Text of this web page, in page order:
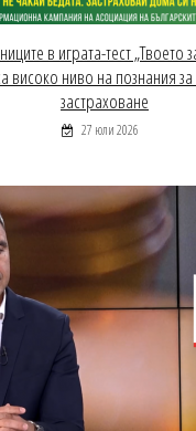
в играта-тест „Твоето
високо ниво на познания
застраховане
27 юли 2026